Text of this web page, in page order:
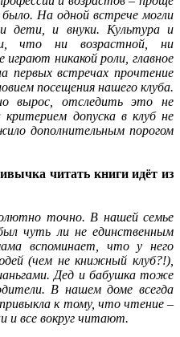
было. На одной встрече могли
дети, и внуки. Культура и
что ни возрастной, ни
играют никакой роли, главное
первых встречах прочтение
посещения нашего клуба.
вырос, отследить это не
допуска в клуб не
дополнительным порогом
читать книги идёт из
точно. В нашей семье
чуть ли не единственным
вспоминает, что у него
(чем не книжный клуб?!),
Дед и бабушка тоже
В нашем доме всегда
к тому, что чтение –
и все вокруг читают.